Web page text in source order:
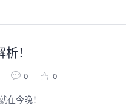
！
0 0
在今晚！